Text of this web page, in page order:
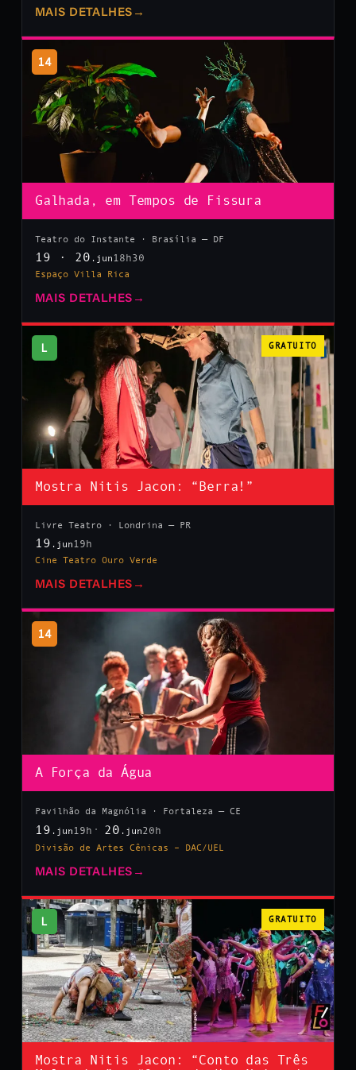
MAIS DETALHES →
14
Galhada, em Tempos de Fissura
Teatro do Instante · Brasília — DF
19 · 20 .jun 18h30
Espaço Villa Rica
MAIS DETALHES →
L GRATUITO
Mostra Nitis Jacon: “Berra!”
Livre Teatro · Londrina — PR
19 .jun 19h
Cine Teatro Ouro Verde
MAIS DETALHES →
14
A Força da Água
Pavilhão da Magnólia · Fortaleza — CE
19 .jun 19h 20 .jun20h
Divisão de Artes Cênicas – DAC/UEL
MAIS DETALHES →
L GRATUITO
Mostra Nitis Jacon: “Conto das Três